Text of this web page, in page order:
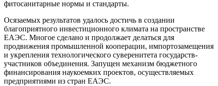
фитосанитарные нормы и стандарты.
Осязаемых результатов удалось достичь в создании
благоприятного инвестиционного климата на пространстве
ЕАЭС. Многое сделано и продолжает делаться для
продвижения промышленной кооперации, импортозамещения
и укрепления технологического суверенитета государств-
участников объединения. Запущен механизм бюджетного
финансирования наукоемких проектов, осуществляемых
предприятиями из стран ЕАЭС.